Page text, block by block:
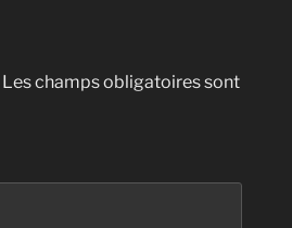
Les champs obligatoires sont